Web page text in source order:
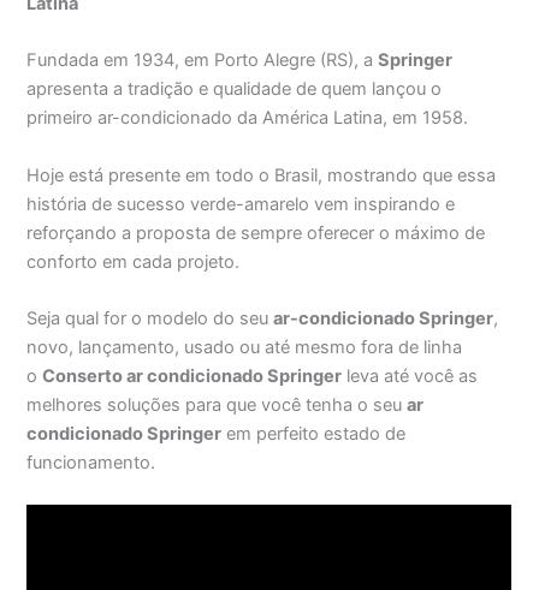
Fundada em 1934, em Porto Alegre (RS), aSpringer
apresenta a tradição e qualidade de quem lançou o
primeiro ar-condicionado da América Latina, em 1958.
Hoje está presente em todo o Brasil, mostrando que essa
história de sucesso verde-amarelo vem inspirando e
reforçando a proposta de sempre oferecer o máximo de
conforto em cada projeto.
Seja qual for o modelo do seuar-condicionado Springer,
novo, lançamento, usado ou até mesmo fora de linha
oConserto ar condicionado Springer leva até você as
melhores soluções para que você tenha o seuar
condicionado Springer em perfeito estado de
funcionamento.